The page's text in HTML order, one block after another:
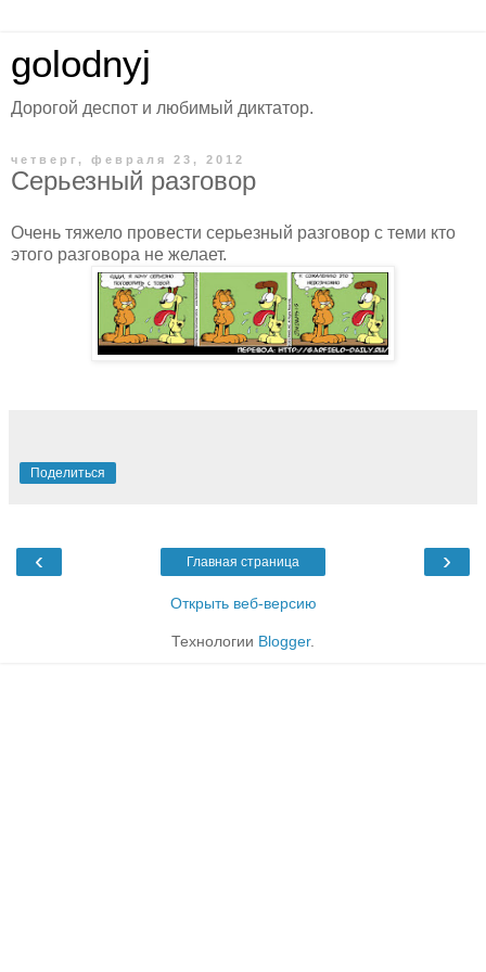
golodnyj
Дорогой деспот и любимый диктатор.
четверг, февраля 23, 2012
Серьезный разговор
Очень тяжело провести серьезный разговор с теми кто
этого разговора не желает.
Поделиться
‹ ›
Главная страница
Открыть веб-версию
Технологии Blogger.